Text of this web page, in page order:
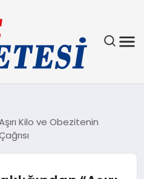
Kilo ve Obezitenin